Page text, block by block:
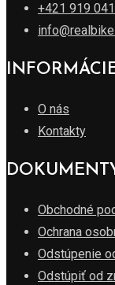
+421 919
O nás
Kontakty
Obchodné
Ochrana
Odstúpenie
Odstúpiť od